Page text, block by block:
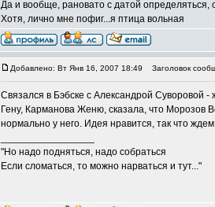
Да и вообще, рановато с датой определяться,
Хотя, лично мне пофиг...я птица вольная
Добавлено: Вт Янв 16, 2007 18:49 Заголовок
Связался в Бэбске с Александрой Суворовой
Гену, Карманова Женю, сказала, что Морозов
нормально у него. Идея нравится, так что
"Но надо подняться, надо собраться
Если сломаться, то можно нарваться и тут..."